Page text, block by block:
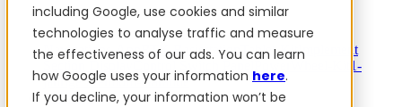
including Google, use cookies and similar
technologies to analyse traffic and measure
the effectiveness of our ads. You can learn
how Google uses your information here.
If you decline, your information won’t be
Add-ons
Navigations-AppRTK BasisstationTablet-KitImplement
1-
jährige Premium-Garantie
Software